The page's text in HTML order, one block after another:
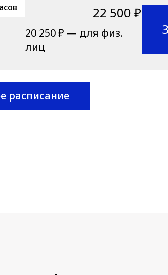
22 500 ₽
20 250 ₽ — для физ.
лиц
расписание